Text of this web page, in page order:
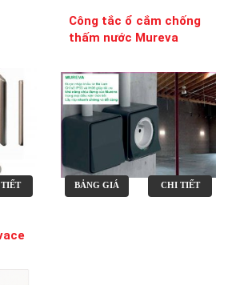
Công tắc ổ cắm chống
thấm nước Mureva
BẢNG GIÁ CHI TIẾT